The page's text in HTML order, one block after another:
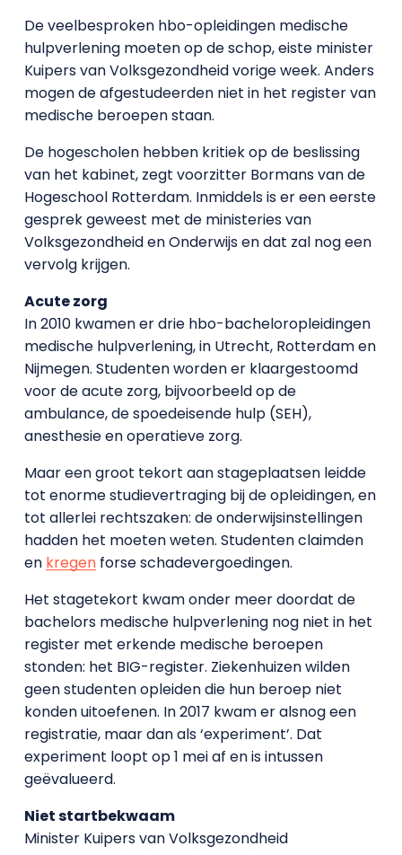
De veelbesproken hbo-opleidingen medische
hulpverlening moeten op de schop, eiste minister
Kuipers van Volksgezondheid vorige week. Anders
mogen de afgestudeerden niet in het register van
medische beroepen staan.
De hogescholen hebben kritiek op de beslissing
van het kabinet, zegt voorzitter Bormans van de
Hogeschool Rotterdam. Inmiddels is er een eerste
gesprek geweest met de ministeries van
Volksgezondheid en Onderwijs en dat zal nog een
vervolg krijgen.
Acute zorg
In 2010 kwamen er drie hbo-bacheloropleidingen
medische hulpverlening, in Utrecht, Rotterdam en
Nijmegen. Studenten worden er klaargestoomd
voor de acute zorg, bijvoorbeeld op de
ambulance, de spoedeisende hulp (SEH),
anesthesie en operatieve zorg.
Maar een groot tekort aan stageplaatsen leidde
tot enorme studievertraging bij de opleidingen, en
tot allerlei rechtszaken: de onderwijsinstellingen
hadden het moeten weten. Studenten claimden
en kregenforse schadevergoedingen.
Het stagetekort kwam onder meer doordat de
bachelors medische hulpverlening nog niet in het
register met erkende medische beroepen
stonden: het BIG-register. Ziekenhuizen wilden
geen studenten opleiden die hun beroep niet
konden uitoefenen. In 2017 kwam er alsnog een
registratie, maar dan als ‘experiment’. Dat
experiment loopt op 1 mei af en is intussen
geëvalueerd.
Niet startbekwaam
Minister Kuipers van Volksgezondheid